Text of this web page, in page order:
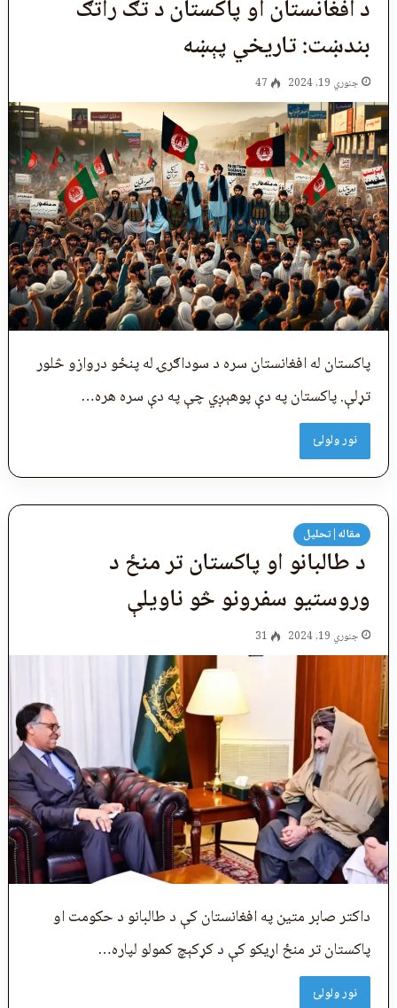
د افغانستان او پاکستان د تګ راتګ
بندښت: تاريخي پېښه
جنوري 19, 2024 47
پاکستان له افغانستان سره د سوداګرۍ له پنځو دروازو څلور
تړلې. پاکستان په دې پوهېږي چې په دې سره هره…
نور ولولئ
مقاله|تحلیل
د طالبانو او پاکستان تر منځ د
وروستیو سفرونو څو ناویلې
جنوري 19, 2024 31
داکتر صابر متین په افغانستان کې د طالبانو د حکومت او
پاکستان تر منځ اړیکو کې د کړکېچ کمولو لپاره…
نور ولولئ